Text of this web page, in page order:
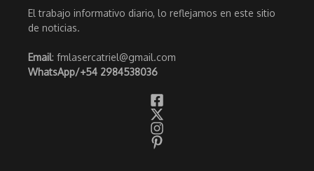
El trabajo informativo diario, lo reflejamos en este sitio
de noticias.
Email: fmlasercatriel@gmail.com
WhatsApp/+54 2984538036